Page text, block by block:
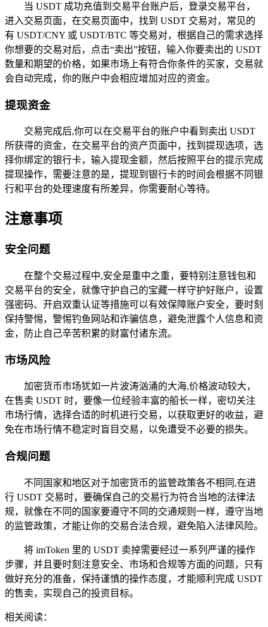
当 USDT 成功充值到交易平台账户后，登录交易平台，
进入交易页面，在交易页面中，找到 USDT 交易对，常见的
有 USDT/CNY 或 USDT/BTC 等交易对，根据自己的需求选择
你想要的交易对后，点击“卖出”按钮，输入你要卖出的 USDT
数量和期望的价格，如果市场上有符合你条件的买家，交易就
会自动完成，你的账户中会相应增加对应的资金。
提现资金
交易完成后,你可以在交易平台的账户中看到卖出 USDT
所获得的资金，在交易平台的资产页面中，找到提现选项，选
择你绑定的银行卡，输入提现金额，然后按照平台的提示完成
提现操作，需要注意的是，提现到银行卡的时间会根据不同银
行和平台的处理速度有所差异，你需要耐心等待。
注意事项
安全问题
在整个交易过程中,安全是重中之重，要特别注意钱包和
交易平台的安全，就像守护自己的宝藏一样守护好账户，设置
强密码、开启双重认证等措施可以有效保障账户安全，要时刻
保持警惕，警惕钓鱼网站和诈骗信息，避免泄露个人信息和资
金，防止自己辛苦积累的财富付诸东流。
市场风险
加密货币市场犹如一片波涛汹涌的大海,价格波动较大，
在售卖 USDT 时，要像一位经验丰富的船长一样，密切关注
市场行情，选择合适的时机进行交易，以获取更好的收益，避
免在市场行情不稳定时盲目交易，以免遭受不必要的损失。
合规问题
不同国家和地区对于加密货币的监管政策各不相同,在进
行 USDT 交易时，要确保自己的交易行为符合当地的法律法
规，就像在不同的国家要遵守不同的交通规则一样，遵守当地
的监管政策，才能让你的交易合法合规，避免陷入法律风险。
将 imToken 里的 USDT 卖掉需要经过一系列严谨的操作
步骤，并且要时刻注意安全、市场和合规等方面的问题，只有
做好充分的准备，保持谨慎的操作态度，才能顺利完成 USDT
的售卖，实现自己的投资目标。
相关阅读：